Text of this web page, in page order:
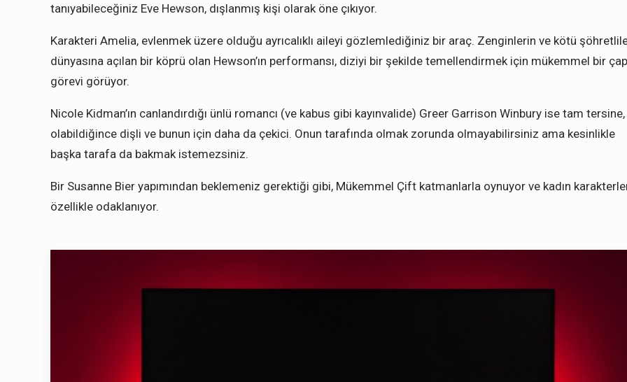
tanıyabileceğiniz Eve Hewson, dışlanmış kişi olarak öne çıkıyor.
Karakteri Amelia, evlenmek üzere olduğu ayrıcalıklı aileyi gözlemlediğiniz bir araç. Zenginlerin ve kötü
dünyasına açılan bir köprü olan Hewson’ın performansı, diziyi bir şekilde temellendirmek için mükemmel bir
görevi görüyor.
Nicole Kidman’ın canlandırdığı ünlü romancı (ve kabus gibi kayınvalide) Greer Garrison Winbury ise tam tersine,
olabildiğince dişli ve bunun için daha da çekici. Onun tarafında olmak zorunda olmayabilirsiniz ama kesinlikle
başka tarafa da bakmak istemezsiniz.
Bir Susanne Bier yapımından beklemeniz gerektiği gibi, Mükemmel Çift katmanlarla oynuyor ve kadın
özellikle odaklanıyor.